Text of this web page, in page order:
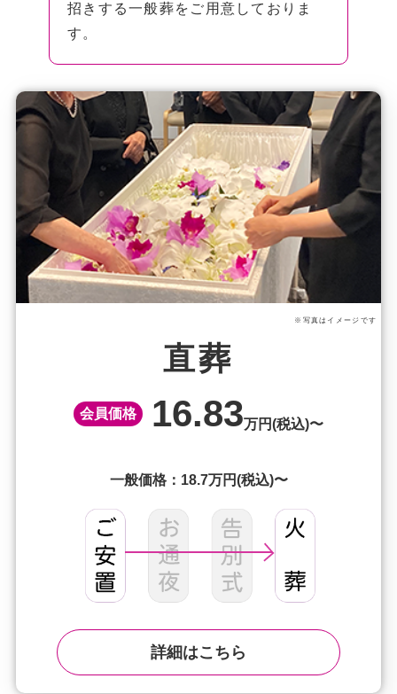
招きする一般葬をご用意しておりま
す。
※写真はイメージです
直葬
会員価格 16.83万円(税込)〜
一般価格：18.7万円(税込)〜
詳細はこちら